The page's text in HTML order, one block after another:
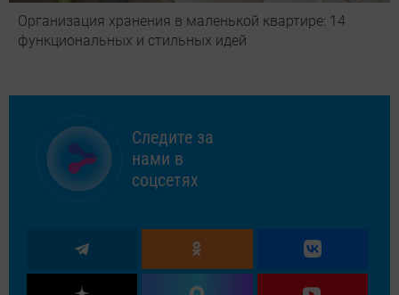
Организация хранения в маленькой квартире: 14
функциональных и стильных идей
Следите за
нами в
соцсетях